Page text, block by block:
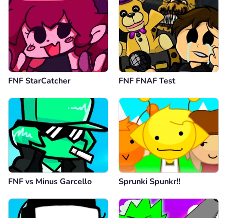
FNF StarCatcher FNF FNAF Test
FNF vs Minus Garcello Sprunki Spunkr!!